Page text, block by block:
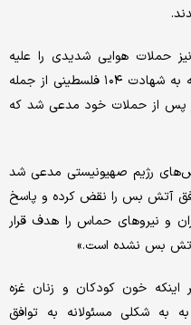
حملات هوایی شدیدی را علیه
مناطق مختلفی از نوار غزه انجام داد که به شهادت ۱۰۴ فلسطینی از جمله
پس از حملات خود مدعی شد که
رژیم صهیونیستی مدعی شد
آتش بس را نقض کرده و پاسخ
و نیروهای حماس را هدف قرار
آتش بس نشده است.»
اینکه خون کودکان و زنان غزه
به شکلی مسئولانه به توافق